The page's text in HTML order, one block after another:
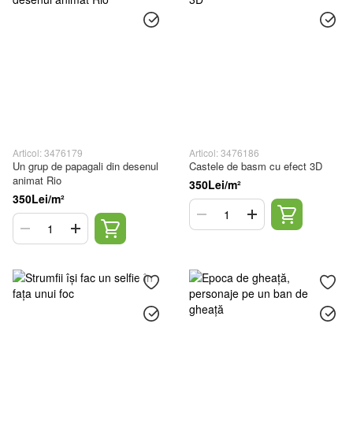
Articol: 3476179
Un grup de papagali din desenul
animat Rio
350Lei/m²
Articol: 3476186
Castele de basm cu efect 3D
350Lei/m²